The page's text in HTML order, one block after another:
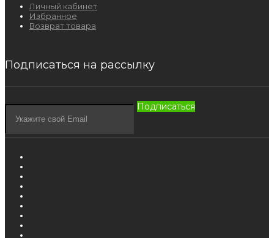
Личный кабинет
Избранное
Возврат товара
Подписаться на рассылку
Подписаться